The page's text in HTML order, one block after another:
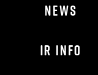
NEWS
IR INFO